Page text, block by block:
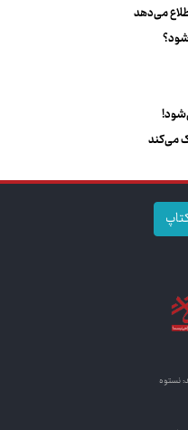
می‌دهد
می‌کند
نستوه